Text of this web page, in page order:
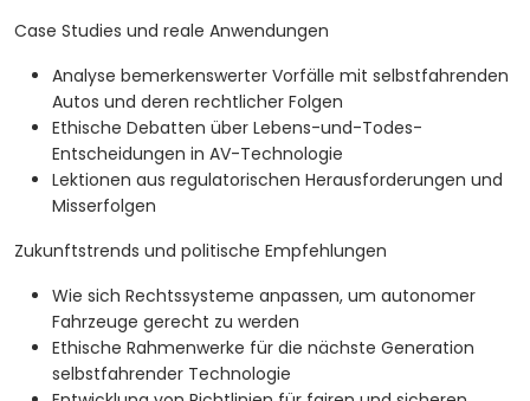
Case Studies und reale Anwendungen
Analyse bemerkenswerter Vorfälle mit selbstfahrenden
Autos und deren rechtlicher Folgen
Ethische Debatten über Lebens-und-Todes-
Entscheidungen in AV-Technologie
Lektionen aus regulatorischen Herausforderungen und
Misserfolgen
Zukunftstrends und politische Empfehlungen
Wie sich Rechtssysteme anpassen, um autonomer
Fahrzeuge gerecht zu werden
Ethische Rahmenwerke für die nächste Generation
selbstfahrender Technologie